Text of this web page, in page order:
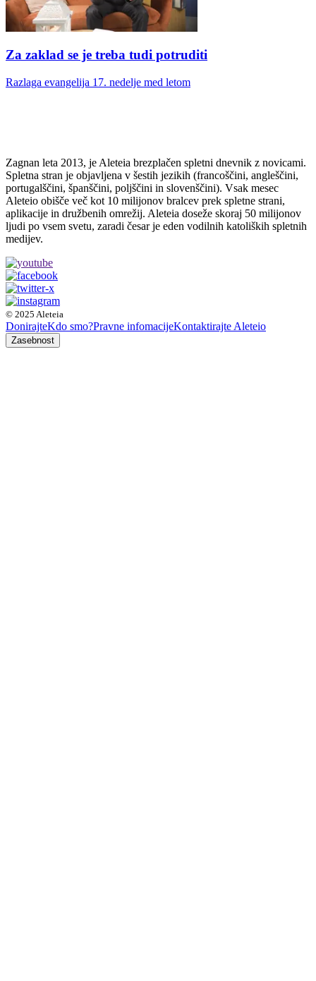
Za zaklad se je treba tudi potruditi
Razlaga evangelija 17. nedelje med letom
Zagnan leta 2013, je Aleteia brezplačen spletni dnevnik z novicami.
Spletna stran je objavljena v šestih jezikih (francoščini, angleščini,
portugalščini, španščini, poljščini in slovenščini). Vsak mesec
Aleteio obišče več kot 10 milijonov bralcev prek spletne strani,
aplikacije in družbenih omrežij. Aleteia doseže skoraj 50 milijonov
ljudi po vsem svetu, zaradi česar je eden vodilnih katoliških spletnih
medijev.
© 2025 Aleteia
DonirajteKdo smo?Pravne infomacijeKontaktirajte Aleteio
Zasebnost